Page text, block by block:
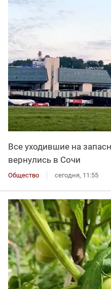
Все уходившие на
вернулись в Сочи
Общество сегодня, 11:55